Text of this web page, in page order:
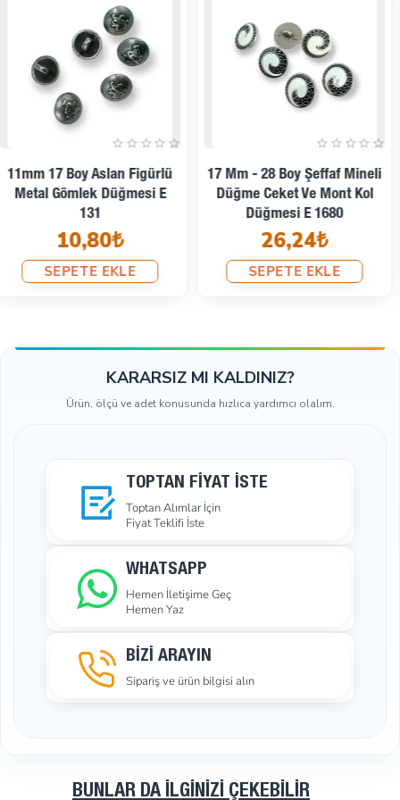
20,7 Mm - 32 Boy Boğa
Kafası Logolu Ayaklı Düğme
E 2245 MN
13,60₺
SEPETE EKLE
23 Mm - 36 Boy Mineli Ceket
Ve Blazer Düğmesi Kedi
Armalı Şık Desenli Düğme E
1380 MC
44,93₺
KARARSIZ MI KALDINIZ?
Ürün, ölçü ve adet konusunda hızlıca yardımcı olalım.
TOPTAN FIYAT İSTE
Toptan Alımlar İçin
Fiyat Teklifi İste
WHATSAPP
Hemen İletişime Geç
Hemen Yaz
BİZİ ARAYIN
Sipariş ve ürün bilgisi alın
BUNLAR DA İLGINIZI ÇEKEBILIR